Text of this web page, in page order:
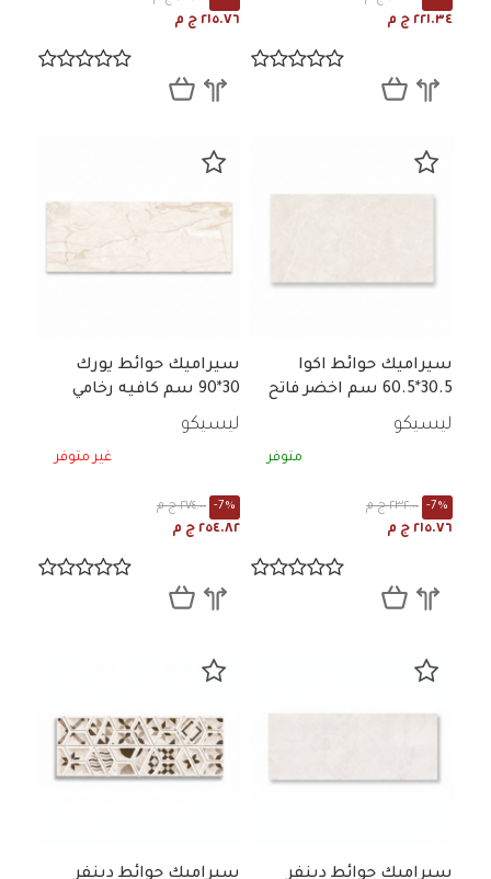
٢٢١.٣٤ ج م ٢١٥.٧٦ ج م
سيراميك حوائط اكوا
30.5*60.5 سم اخضر فاتح
رخامي لامع
ليسيكو
متوفر
٢٣٢.٠٠ ج م -7%
٢١٥.٧٦ ج م
سيراميك حوائط يورك
30*90 سم كافيه رخامي
لامع
ليسيكو
غير متوفر
٢٧٤.٠٠ ج م -7%
٢٥٤.٨٢ ج م
سيراميك حوائط دينفر سيراميك حوائط دينفر